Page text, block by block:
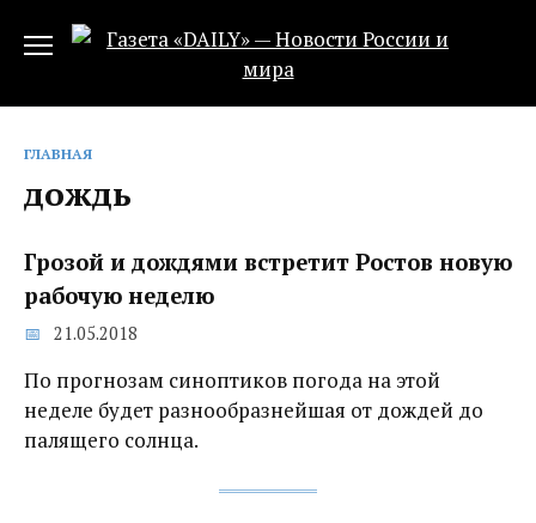
ГЛАВНАЯ
дождь
Грозой и дождями встретит Ростов новую
рабочую неделю
21.05.2018
По прогнозам синоптиков погода на этой
неделе будет разнообразнейшая от дождей до
палящего солнца.